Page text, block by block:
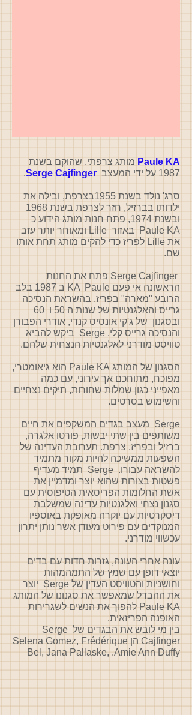
Paule KA מותג צרפתי, שהוקם בשנת
1987 על ידי המעצב
Serge Cajfinger
.
סרג' נולד בשנת 1955בצרפת, ובילה את
ובשנת 1974, פתח חנות מותג הידוע כ
Paule KA באזור Lille ומאוחר יותר עזב
את Lille לפריז כדי להקים מותג תחת אותו
שם.
Serge Cajfinger פתח את החנות
הראשונה אי פעם KA Paule ב 1987 בלב
הרובע "מארה" בפריז. בהשראת הנסיכה
גרייס והאלגנטיות של שנות ה 50 ו 60
ובסגנון של ג'קי אונסיס קנדי, אודרי הפבורן
והנסיכה גרייס קלי, Serge ביקש להביא
טוויסט מודרני לאלגנטיות הנצחית שלהם.
הסגנון של המותג Paule KA הוא גיאומטרי,
מפוכח, מתוחכם אך עירוני, עם כמה
מאפייני כגון שמלות שחורות, תיקים נצחיים
והשימוש בסרטים.
Serge מעצב בגדים המשקפים את חיים
משותפים בין שתי יבשות, פורטו אלגרה,
ברזיל ובפריז, צרפת. תערובת העדינה של
השפעות ממשיכה להיות מקור מתמיד
להשראה עבורו. Serge תמיד מעדיף
פשטות בצורות שהוא יוצר ומדמיין את
אשת החלומות הפריסאית הטיפוסית עם
סגנון נצחי ואלגנטיות עדינה שמשלבת
דיסקרטיות עם יוקרה מאופקת באוספיו
המנוקדים עם פירוט מעודן אשר נותן יתרון
עכשווי מודרני.
עונה אחרי העונה, גזרות חדות עם בדים
יוצאי דופן עם שמץ של התמהמהות
וחושניות והטוויסט העדין של Serge יוצר
את ההבדל שמאפשר את סגנונו של המותג
Paule KA להפוך את הנשים לשגרירות
האופנה הפריזאית.
בין מי לובש את הבגדים של Serge
Cajfinger הן Selena Gomez, Frédérique
Bel, Jana Pallaske, .Amie Ann Duffy